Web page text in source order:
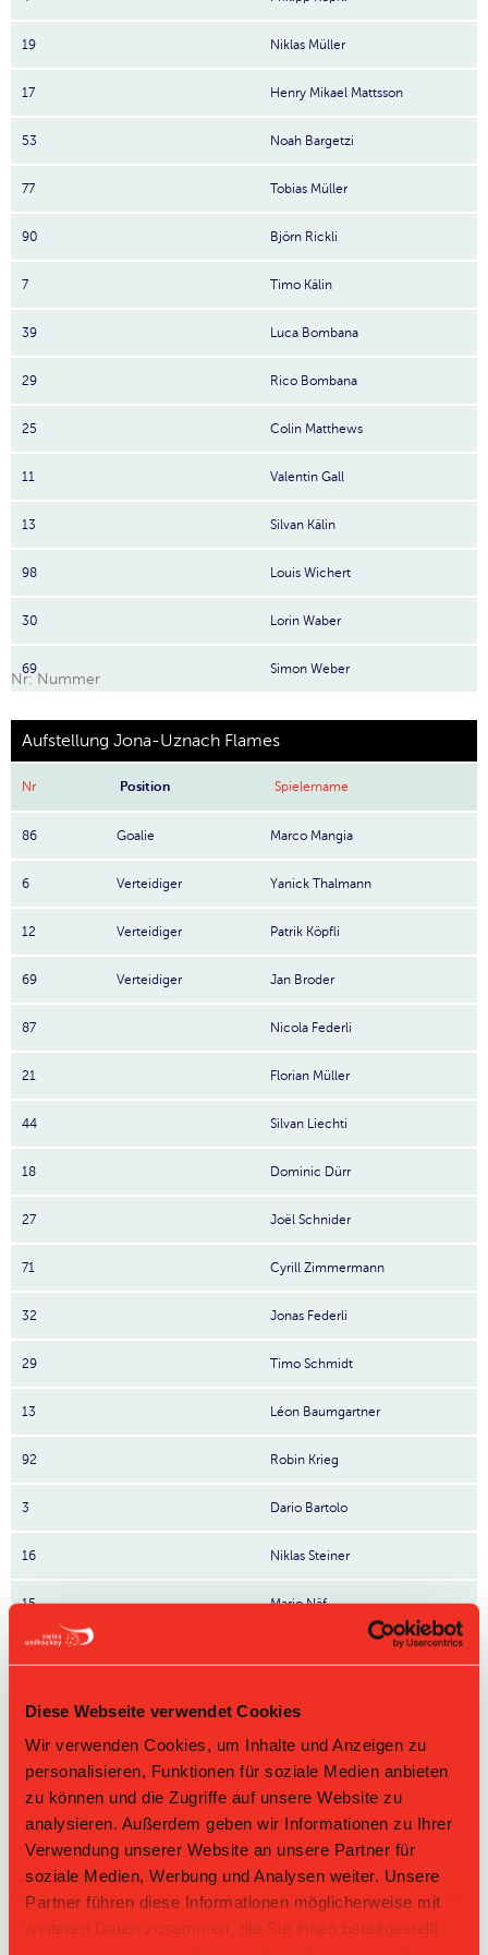
Diese Webseite verwendet Cookies
Wir verwenden Cookies, um Inhalte und Anzeigen zu
personalisieren, Funktionen für soziale Medien anbieten
zu können und die Zugriffe auf unsere Website zu
analysieren. Außerdem geben wir Informationen zu Ihrer
Verwendung unserer Website an unsere Partner für
soziale Medien, Werbung und Analysen weiter. Unsere
Partner führen diese Informationen möglicherweise mit
weiteren Daten zusammen, die Sie ihnen bereitgestellt
19 Niklas Müller
17 Henry Mikael Mattsson
53 Noah Bargetzi
77 Tobias Müller
90 Björn Rickli
7 Timo Kälin
39 Luca Bombana
29 Rico Bombana
25 Colin Matthews
11 Valentin Gall
13 Silvan Kälin
98 Louis Wichert
30 Lorin Waber
69 Simon Weber
Nr: Nummer
Aufstellung Jona-Uznach Flames
Nr Position Spielername
86 Goalie Marco Mangia
6 Verteidiger Yanick Thalmann
12 Verteidiger Patrik Köpfli
69 Verteidiger Jan Broder
87 Nicola Federli
21 Florian Müller
44 Silvan Liechti
18 Dominic Dürr
27 Joël Schnider
71 Cyrill Zimmermann
32 Jonas Federli
29 Timo Schmidt
13 Léon Baumgartner
92 Robin Krieg
3 Dario Bartolo
16 Niklas Steiner
15 Mario Näf
7 Ronny Schnyder
Tabelle Herren GF 1. Liga Gruppe 2 2025/26 per
08.08.2026
L-UPL
L-UPL
HNLB DNLB andere
Rg. Team Sp TD PQ P